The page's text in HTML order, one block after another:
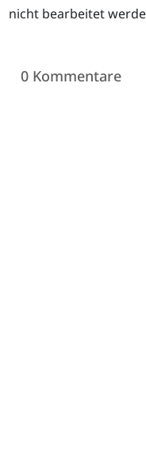
nicht bearbeitet
0 Kommentare